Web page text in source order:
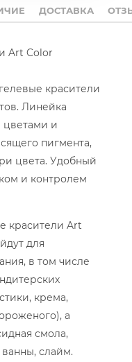
ДОСТАВКА
Art Color
красители
Линейка
цветами и
пигмента,
цвета. Удобный
и контролем
красители Art
для
в том числе
крема,
а
смола,
слайм.